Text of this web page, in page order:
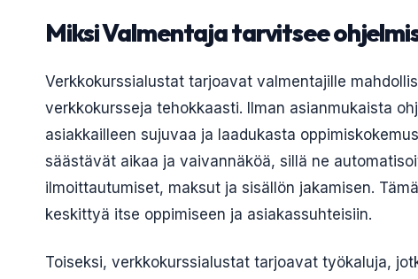
Miksi Valmentaja tarvitsee
Verkkokurssialustat tarjoavat valmentajille
verkkokursseja tehokkaasti. Ilman asianmukaista
asiakkailleen sujuvaa ja laadukasta
säästävät aikaa ja vaivannäköä, sillä ne
ilmoittautumiset, maksut ja sisällön jakamisen.
keskittyä itse oppimiseen ja asiakassuhteisiin.
Toiseksi, verkkokurssialustat tarjoavat työkaluja,